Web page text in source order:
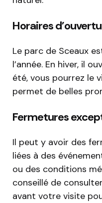
Horaires
Le parc de Sceaux
l’année. En hiver, il
été, vous pourrez le
permet de belles
Fermetures
Il peut y avoir des
liées à des
ou des conditions
conseillé de
avant votre visite